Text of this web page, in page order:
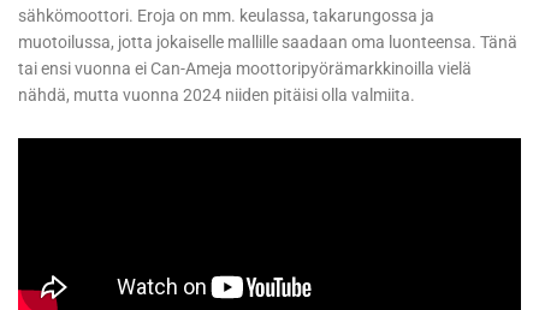
sähkömoottori. Eroja on mm. keulassa, takarungossa ja
muotoilussa, jotta jokaiselle mallille saadaan oma luonteensa. Tänä
tai ensi vuonna ei Can-Ameja moottoripyörämarkkinoilla vielä
nähdä, mutta vuonna 2024 niiden pitäisi olla valmiita.